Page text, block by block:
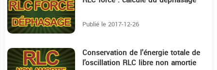
Publié le 2017-12-26
12:58 Conservation de l'énergie totale de
l'oscillation RLC libre non amortie